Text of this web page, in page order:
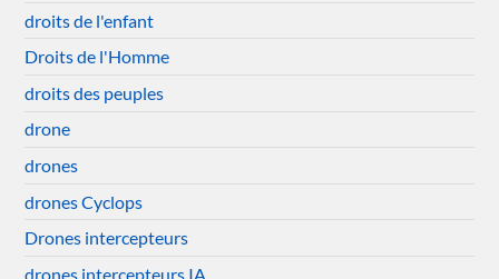
droits de l'enfant
Droits de l'Homme
droits des peuples
drone
drones
drones Cyclops
Drones intercepteurs
drones intercepteurs IA